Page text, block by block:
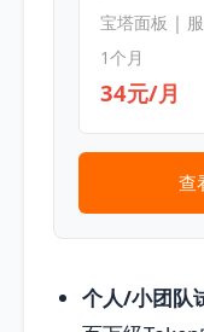
宝塔面板 |
1个月
34元/月
查
个人/小团队